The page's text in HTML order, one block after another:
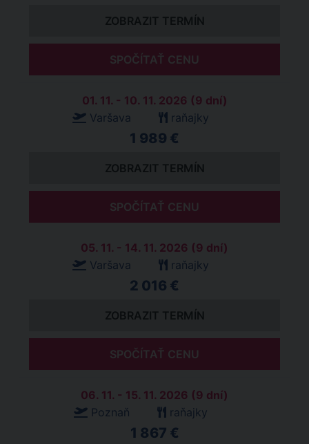
ZOBRAZIT TERMÍN
SPOČÍTAŤ CENU
01. 11. - 10. 11. 2026 (9 dní)
Varšava
raňajky
1 989 €
ZOBRAZIT TERMÍN
SPOČÍTAŤ CENU
05. 11. - 14. 11. 2026 (9 dní)
Varšava
raňajky
2 016 €
ZOBRAZIT TERMÍN
SPOČÍTAŤ CENU
06. 11. - 15. 11. 2026 (9 dní)
Poznaň
raňajky
1 867 €